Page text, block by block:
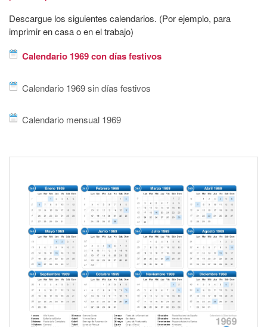
Descargue los siguientes calendarios. (Por ejemplo, para
imprimir en casa o en el trabajo)
Calendario 1969 con días festivos
Calendario 1969 sin días festivos
Calendario mensual 1969